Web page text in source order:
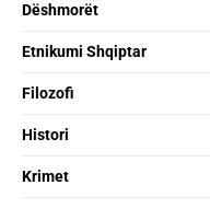
Dëshmorët
Etnikumi Shqiptar
Filozofi
Histori
Krimet